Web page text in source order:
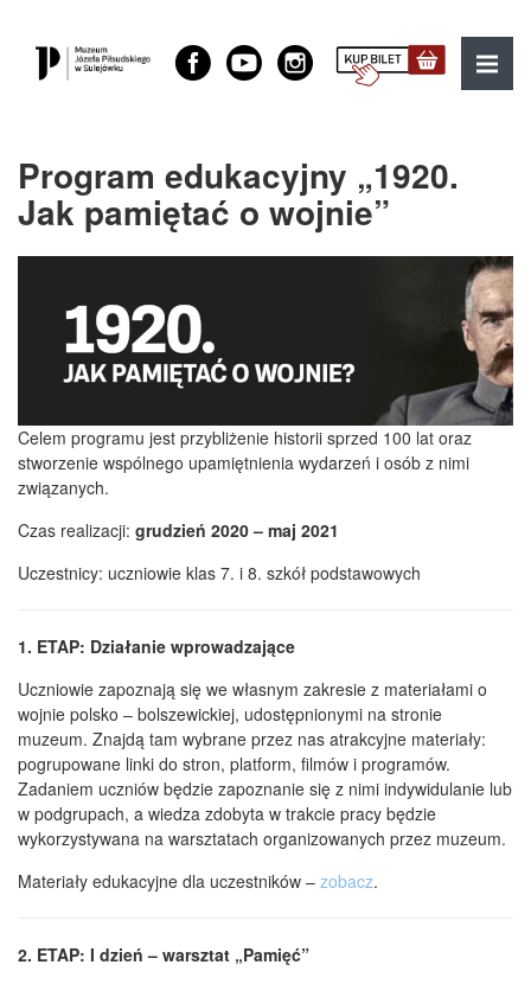
Muzeum Józefa Piłsudskiego w Sulejówku
MENU
Program edukacyjny „1920.
Jak pamiętać o wojnie”
Celem programu jest przybliżenie historii sprzed 100 lat oraz
stworzenie wspólnego upamiętnienia wydarzeń i osób z nimi
związanych.
Czas realizacji: grudzień 2020 – maj 2021
Uczestnicy: uczniowie klas 7. i 8. szkół podstawowych
1. ETAP: Działanie wprowadzające
Uczniowie zapoznają się we własnym zakresie z materiałami o
wojnie polsko – bolszewickiej, udostępnionymi na stronie
muzeum. Znajdą tam wybrane przez nas atrakcyjne materiały:
pogrupowane linki do stron, platform, filmów i programów.
Zadaniem uczniów będzie zapoznanie się z nimi indywidulanie lub
w podgrupach, a wiedza zdobyta w trakcie pracy będzie
wykorzystywana na warsztatach organizowanych przez muzeum.
Materiały edukacyjne dla uczestników – zobacz.
2. ETAP: I dzień – warsztat „Pamięć”